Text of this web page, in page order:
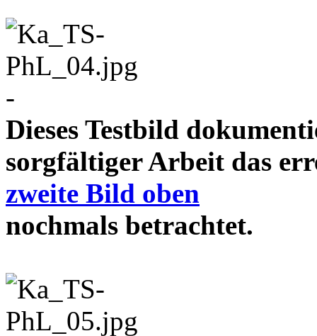
-
Dieses Testbild
sorgfältiger Arbeit das
zweite Bild oben
nochmals